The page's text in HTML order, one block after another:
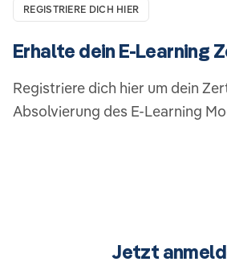
REGISTRIERE DICH HIER
Registriere dich hier um dein
Absolvierung des E-Learning
Jetzt